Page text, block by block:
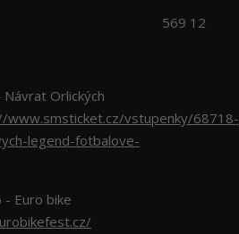
Orlických
www.smsticket.cz/vstupenky/68718-
legend-fotbalove-
- Euro bike
569 12